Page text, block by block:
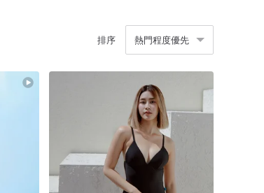
排序 熱門程度優先